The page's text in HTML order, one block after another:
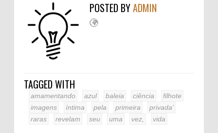
POSTED BYADMIN
TAGGED WITH
amamentando azul baleia ciência
filhote
imagens
íntima pela primeira
privada’
raras
revelam seu uma vez, vida